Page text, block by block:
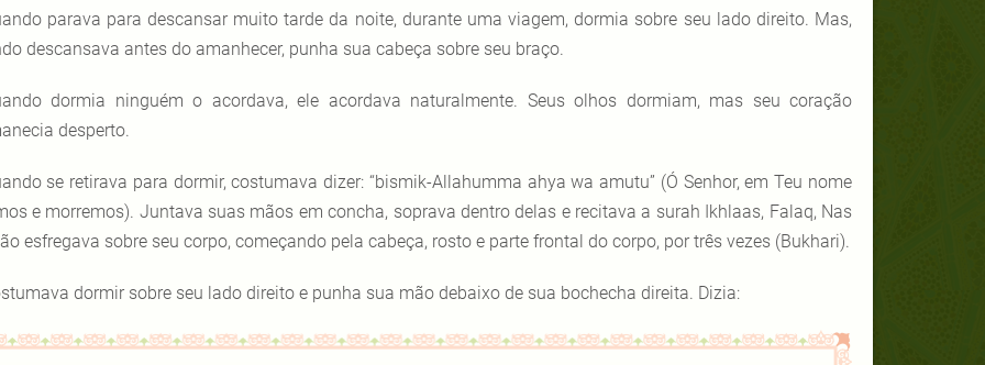
parava para descansar muito tarde da noite, durante uma viagem, dormia sobre seu lado direito. Mas,
descansava antes do amanhecer, punha sua cabeça sobre seu braço.
dormia ninguém o acordava, ele acordava naturalmente. Seus olhos dormiam, mas seu coração
desperto.
se retirava para dormir, costumava dizer: “bismik-Allahumma ahya wa amutu” (Ó Senhor, em Teu nome
e morremos). Juntava suas mãos em concha, soprava dentro delas e recitava a surah Ikhlaas, Falaq, Nas
esfregava sobre seu corpo, começando pela cabeça, rosto e parte frontal do corpo, por três vezes (Bukhari).
dormir sobre seu lado direito e punha sua mão debaixo de sua bochecha direita. Dizia: